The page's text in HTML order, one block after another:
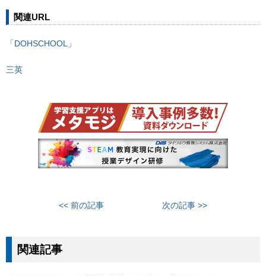
関連URL
「DOHSCHOOL」
三英
<< 前の記事 次の記事 >>
関連記事